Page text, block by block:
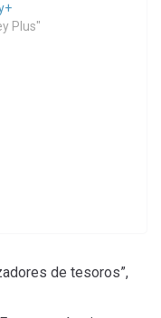
Plus"
de tesoros”,